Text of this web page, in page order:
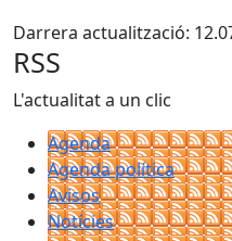
Darrera actualització:
RSS
L'actualitat a un clic
Agenda
Agenda política
Avisos
Notícies